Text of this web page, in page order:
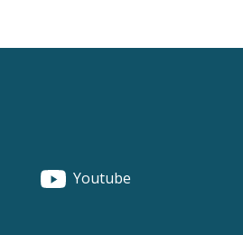
Youtube